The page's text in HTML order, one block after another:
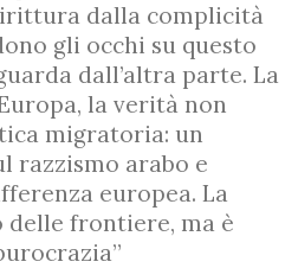
dalla complicità
gli occhi su questo
dall’altra parte. La
la verità non
migratoria: un
razzismo arabo e
europea. La
frontiere, ma è